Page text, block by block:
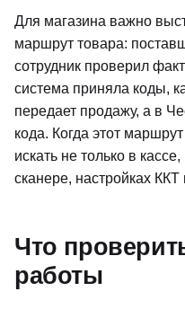
Для магазина важно
маршрут товара:
сотрудник проверил
система приняла коды,
передает продажу, а в
кода. Когда этот
искать не только в
сканере, настройках ККТ
Что
работы